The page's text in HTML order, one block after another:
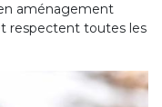
aménagement
respectent toutes les